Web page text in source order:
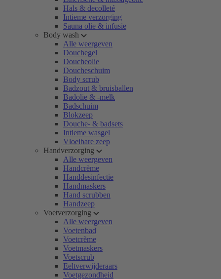
Hals & decolleté
Intieme verzorging
Sauna olie & infusie
Body wash
Alle weergeven
Douchegel
Doucheolie
Doucheschuim
Body scrub
Badzout & bruisballen
Badolie & -melk
Badschuim
Blokzeep
Douche- & badsets
Intieme wasgel
Vloeibare zeep
Handverzorging
Alle weergeven
Handcrème
Handdesinfectie
Handmaskers
Hand scrubben
Handzeep
Voetverzorging
Alle weergeven
Voetenbad
Voetcrème
Voetmaskers
Voetscrub
Eeltverwijderaars
Voetgezondheid